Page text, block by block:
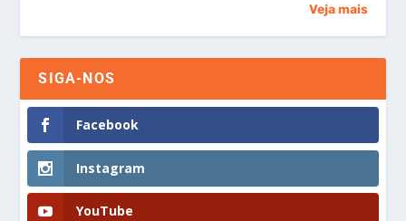
Veja mais
SIGA-NOS
Facebook
Instagram
YouTube